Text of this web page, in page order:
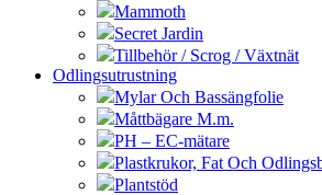
Mammoth
Secret Jardin
Tillbehör / Scrog / Växtnät
Odlingsutrustning
Mylar Och Bassängfolie
Måttbägare M.m.
PH – EC-mätare
Plastkrukor, Fat Och
Plantstöd